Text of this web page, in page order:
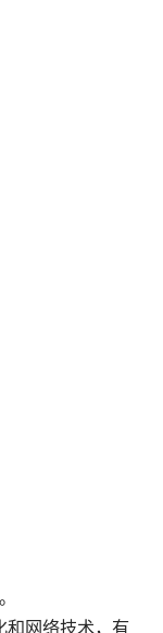
和网络技术，有